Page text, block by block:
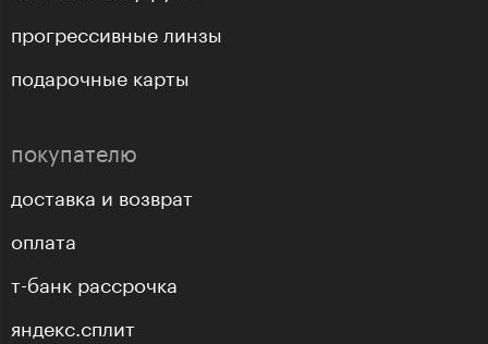
прогрессивные линзы
подарочные карты
покупателю
доставка и возврат
оплата
т-банк рассрочка
яндекс.сплит